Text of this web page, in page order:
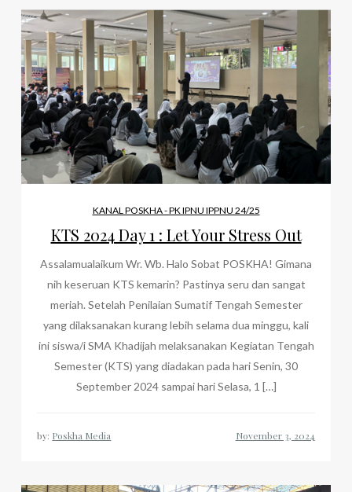
KANAL POSKHA - PK IPNU IPPNU 24/25
KTS 2024 Day 1 : Let Your Stress Out
Assalamualaikum Wr. Wb. Halo Sobat POSKHA! Gimana
nih keseruan KTS kemarin? Pastinya seru dan sangat
meriah. Setelah Penilaian Sumatif Tengah Semester
yang dilaksanakan kurang lebih selama dua minggu, kali
ini siswa/i SMA Khadijah melaksanakan Kegiatan Tengah
Semester (KTS) yang diadakan pada hari Senin, 30
September 2024 sampai hari Selasa, 1 […]
by: Poskha Media